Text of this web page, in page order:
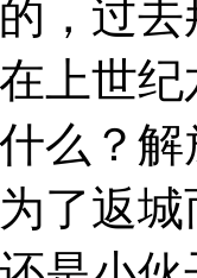
，过
上世
么？
了返